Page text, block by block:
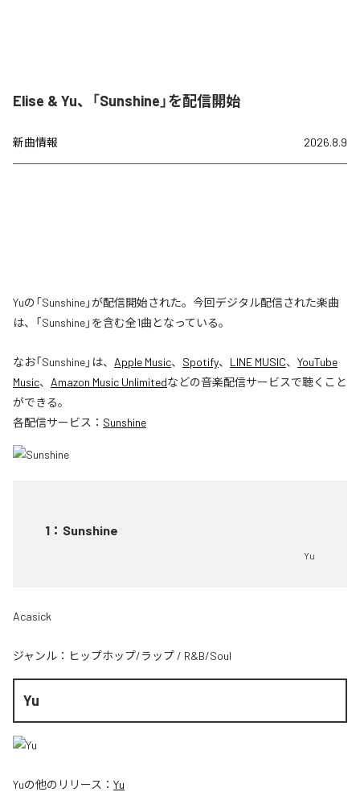
Elise & Yu、「Sunshine」を配信開始
新曲情報 2026.8.9
Yuの「Sunshine」が配信開始された。今回デジタル配信された楽曲
は、「Sunshine」を含む全1曲となっている。
なお「Sunshine」は、 Apple Music、 Spotify、 LINE MUSIC、 YouTube
Music、 Amazon Music Unlimitedなどの音楽配信サービスで聴くこと
ができる。
各配信サービス： Sunshine
1 ： Sunshine
Yu
Acasick
ジャンル： ヒップホップ/ラップ / R&B/Soul
Yu
Yuの他のリリース： Yu